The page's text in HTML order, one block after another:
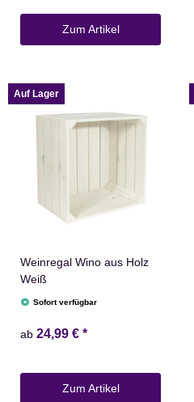
Zum Artikel
Auf Lager
Weinregal Wino aus Holz
Weiß
Sofort verfügbar
ab 24,99 € *
Zum Artikel